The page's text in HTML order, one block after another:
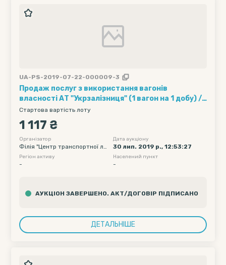
UA-PS-2019-07-22-000009-3
Продаж послуг з використання вагонів
власності АТ "Укрзалізниця" (1 вагон на 1 добу) ///
Кількість вагонів - 5, Рухомий склад - 95, Полігон
навантаження - Без обмеження, Дата подачі
вагону початкова - 2019-08-12 00:00, Дата
подачі вагону кінцева - 2019-08-12 23:59
Стартова вартість лоту
1 117 ₴
Організатор
Філія "Центр транспортної ло
гістики" АТ "Укрзалізниця"
Дата аукціону
30 лип. 2019 р., 12:53:27
Регіон активу
-
Населений пункт
-
АУКЦІОН ЗАВЕРШЕНО. АКТ/ДОГОВІР ПІДПИСАНО
ДЕТАЛЬНІШЕ